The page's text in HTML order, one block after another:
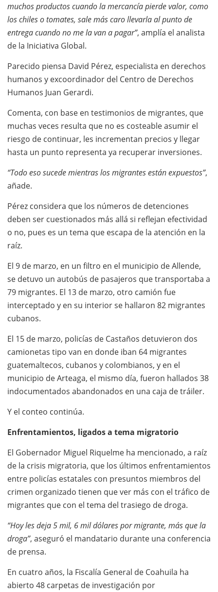
muchos productos cuando la mercancía pierde valor, como
los chiles o tomates, sale más caro llevarla al punto de
entrega cuando no me la van a pagar”, amplía el analista
de la Iniciativa Global.
Parecido piensa David Pérez, especialista en derechos
humanos y excoordinador del Centro de Derechos
Humanos Juan Gerardi.
Comenta, con base en testimonios de migrantes, que
muchas veces resulta que no es costeable asumir el
riesgo de continuar, les incrementan precios y llegar
hasta un punto representa ya recuperar inversiones.
“Todo eso sucede mientras los migrantes están expuestos”,
añade.
Pérez considera que los números de detenciones
deben ser cuestionados más allá si reflejan efectividad
o no, pues es un tema que escapa de la atención en la
raíz.
El 9 de marzo, en un filtro en el municipio de Allende,
se detuvo un autobús de pasajeros que transportaba a
79 migrantes. El 13 de marzo, otro camión fue
interceptado y en su interior se hallaron 82 migrantes
cubanos.
El 15 de marzo, policías de Castaños detuvieron dos
camionetas tipo van en donde iban 64 migrantes
guatemaltecos, cubanos y colombianos, y en el
municipio de Arteaga, el mismo día, fueron hallados 38
indocumentados abandonados en una caja de tráiler.
Y el conteo continúa.
Enfrentamientos, ligados a tema migratorio
El Gobernador Miguel Riquelme ha mencionado, a raíz
de la crisis migratoria, que los últimos enfrentamientos
entre policías estatales con presuntos miembros del
crimen organizado tienen que ver más con el tráfico de
migrantes que con el tema del trasiego de droga.
“Hoy les deja 5 mil, 6 mil dólares por migrante, más que la
droga”, aseguró el mandatario durante una conferencia
de prensa.
En cuatro años, la Fiscalía General de Coahuila ha
abierto 48 carpetas de investigación por